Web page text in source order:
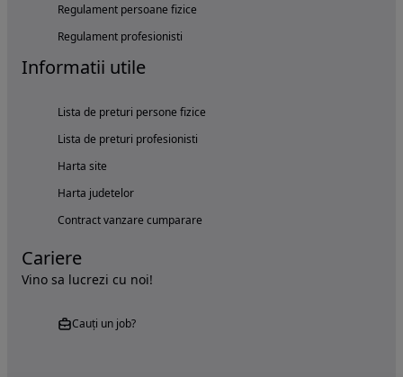
Regulament persoane fizice
Regulament profesionisti
Informatii utile
Lista de preturi persone fizice
Lista de preturi profesionisti
Harta site
Harta judetelor
Contract vanzare cumparare
Cariere
Vino sa lucrezi cu noi!
Cauți un job?